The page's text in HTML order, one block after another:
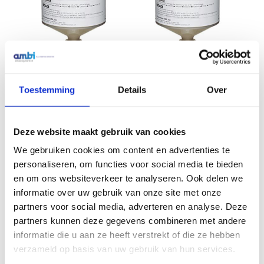
Toestemming Details Over
Deze website maakt gebruik van cookies
We gebruiken cookies om content en advertenties te
personaliseren, om functies voor social media te bieden
en om ons websiteverkeer te analyseren. Ook delen we
informatie over uw gebruik van onze site met onze
partners voor social media, adverteren en analyse. Deze
partners kunnen deze gegevens combineren met andere
informatie die u aan ze heeft verstrekt of die ze hebben
verzameld op basis van uw gebruik van hun services.
Pulsarlube V 250ml filled
with PL5 High temperature
grease
In winkelwagen
Pulsarlube V 250ml filled
grease
In winkelwagen